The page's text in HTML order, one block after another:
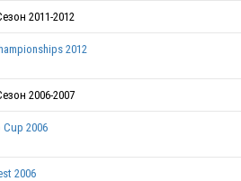
2011-2012
2012
2006-2007
Cup 2006
2006